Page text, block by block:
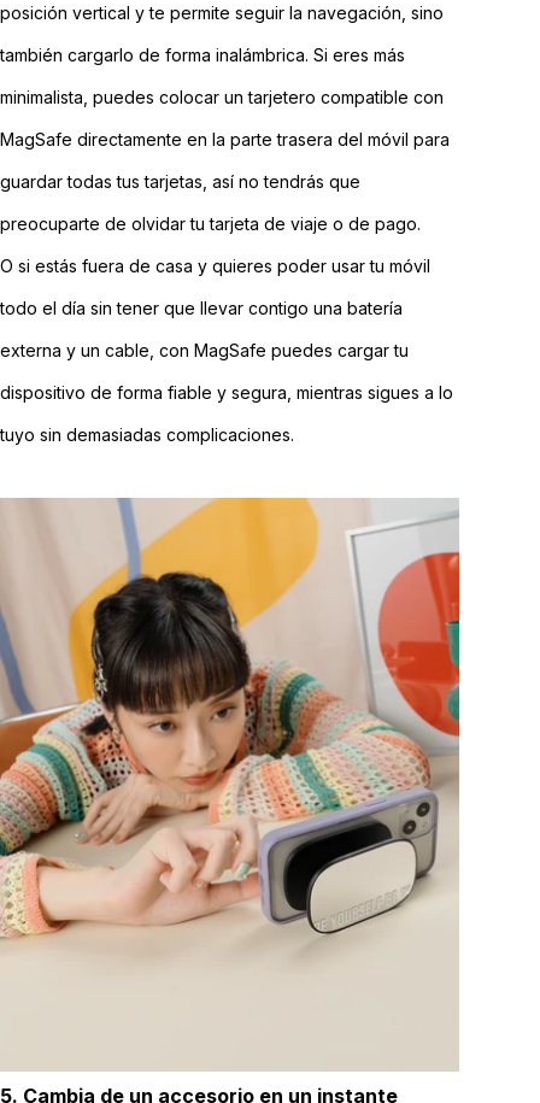
posición vertical y te permite seguir la navegación, sino
también cargarlo de forma inalámbrica. Si eres más
minimalista, puedes colocar un tarjetero compatible con
MagSafe directamente en la parte trasera del móvil para
guardar todas tus tarjetas, así no tendrás que
preocuparte de olvidar tu tarjeta de viaje o de pago.
O si estás fuera de casa y quieres poder usar tu móvil
todo el día sin tener que llevar contigo una batería
externa y un cable, con MagSafe puedes cargar tu
dispositivo de forma fiable y segura, mientras sigues a lo
tuyo sin demasiadas complicaciones.
5. Cambia de un accesorio en un instante